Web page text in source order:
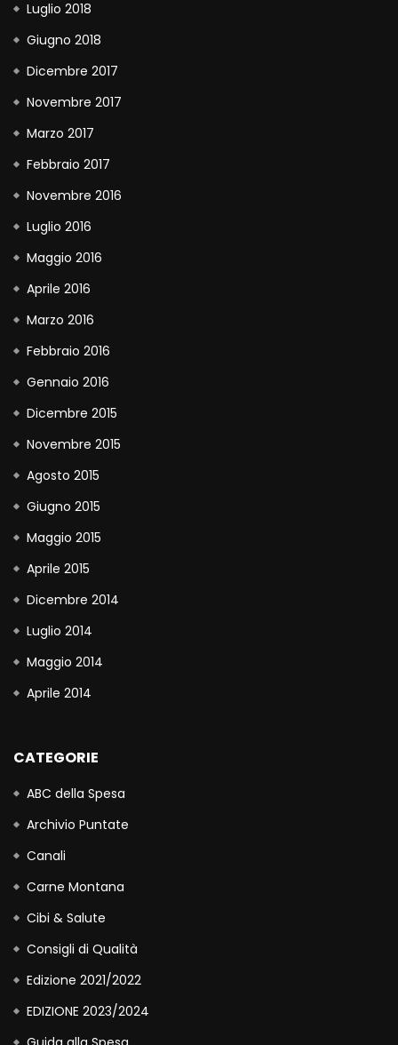
Luglio 2018
Giugno 2018
Dicembre 2017
Novembre 2017
Marzo 2017
Febbraio 2017
Novembre 2016
Luglio 2016
Maggio 2016
Aprile 2016
Marzo 2016
Febbraio 2016
Gennaio 2016
Dicembre 2015
Novembre 2015
Agosto 2015
Giugno 2015
Maggio 2015
Aprile 2015
Dicembre 2014
Luglio 2014
Maggio 2014
Aprile 2014
CATEGORIE
ABC della Spesa
Archivio Puntate
Canali
Carne Montana
Cibi & Salute
Consigli di Qualità
Edizione 2021/2022
EDIZIONE 2023/2024